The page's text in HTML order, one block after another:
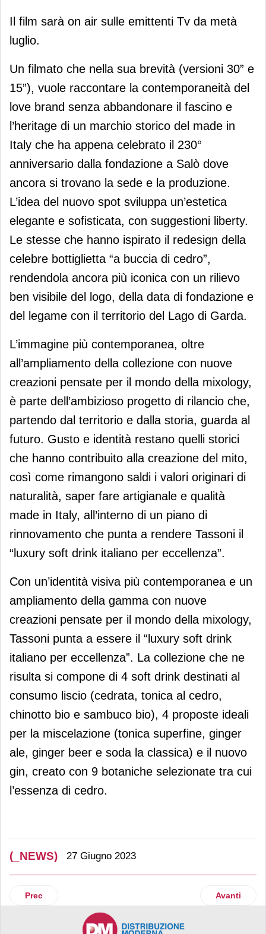
Il film sarà on air sulle emittenti Tv da metà
luglio.
Un filmato che nella sua brevità (versioni 30” e
15”), vuole raccontare la contemporaneità del
love brand senza abbandonare il fascino e
l’heritage di un marchio storico del made in
Italy che ha appena celebrato il 230°
anniversario dalla fondazione a Salò dove
ancora si trovano la sede e la produzione.
L’idea del nuovo spot sviluppa un’estetica
elegante e sofisticata, con suggestioni liberty.
Le stesse che hanno ispirato il redesign della
celebre bottiglietta “a buccia di cedro”,
rendendola ancora più iconica con un rilievo
ben visibile del logo, della data di fondazione e
del legame con il territorio del Lago di Garda.
L’immagine più contemporanea, oltre
all’ampliamento della collezione con nuove
creazioni pensate per il mondo della mixology,
è parte dell’ambizioso progetto di rilancio che,
partendo dal territorio e dalla storia, guarda al
futuro. Gusto e identità restano quelli storici
che hanno contribuito alla creazione del mito,
così come rimangono saldi i valori originari di
naturalità, saper fare artigianale e qualità
made in Italy, all’interno di un piano di
rinnovamento che punta a rendere Tassoni il
“luxury soft drink italiano per eccellenza”.
Con un’identità visiva più contemporanea e un
ampliamento della gamma con nuove
creazioni pensate per il mondo della mixology,
Tassoni punta a essere il “luxury soft drink
italiano per eccellenza”. La collezione che ne
risulta si compone di 4 soft drink destinati al
consumo liscio (cedrata, tonica al cedro,
chinotto bio e sambuco bio), 4 proposte ideali
per la miscelazione (tonica superfine, ginger
ale, ginger beer e soda la classica) e il nuovo
gin, creato con 9 botaniche selezionate tra cui
l’essenza di cedro.
(_NEWS) 27 Giugno 2023
Articolo precedente: Prosit Group chiude il bilancio 2022
Prec Articolo
Avanti